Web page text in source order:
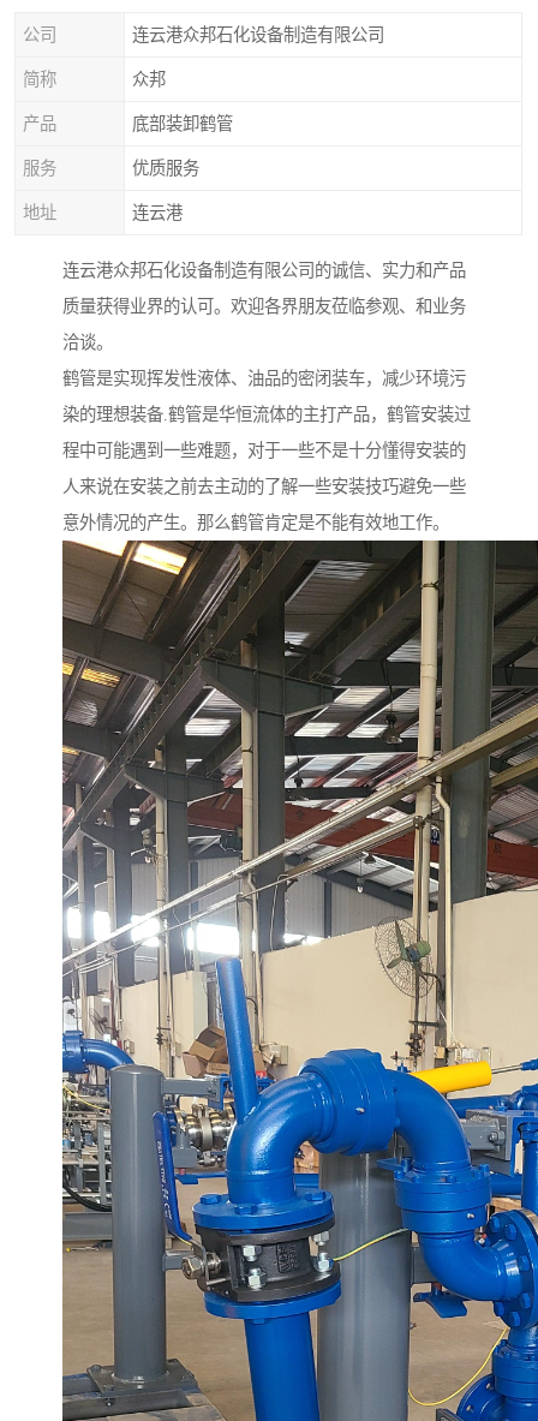
公司 连云港众邦石化设备制造有限公司
简称 众邦
产品 底部装卸鹤管
服务 优质服务
地址 连云港
连云港众邦石化设备制造有限公司的诚信、实力和产品
质量获得业界的认可。欢迎各界朋友莅临参观、和业务
洽谈。
鹤管是实现挥发性液体、油品的密闭装车，减少环境污
染的理想装备.鹤管是华恒流体的主打产品，鹤管安装过
程中可能遇到一些难题，对于一些不是十分懂得安装的
人来说在安装之前去主动的了解一些安装技巧避免一些
意外情况的产生。那么鹤管肯定是不能有效地工作。